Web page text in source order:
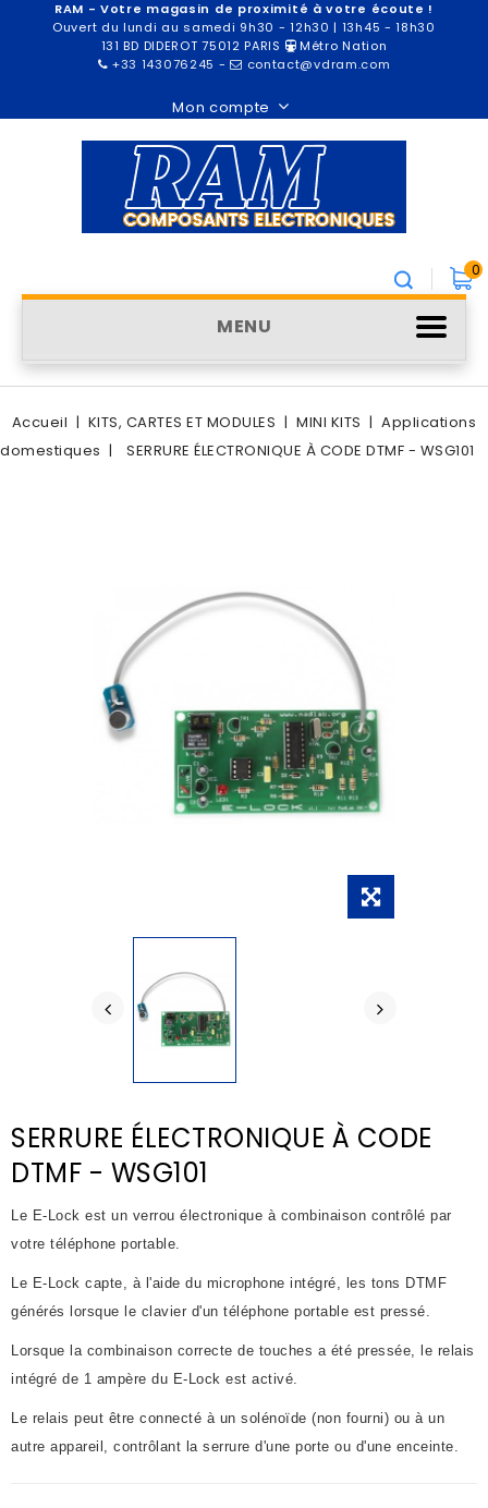
RAM - Votre magasin de proximité à votre écoute !
Ouvert du lundi au samedi 9h30 - 12h30 | 13h45 - 18h30
131 BD DIDEROT 75012 PARIS
Métro Nation
+33 143076245 - contact@vdram.com
Mon compte
0
MENU
Accueil KITS, CARTES ET MODULES MINI KITS
Applications
domestiques
SERRURE ÉLECTRONIQUE À CODE DTMF - WSG101
SERRURE ÉLECTRONIQUE À CODE
DTMF - WSG101
Le E-Lock est un verrou électronique à combinaison contrôlé par
votre téléphone portable.
Le E-Lock capte, à l'aide du microphone intégré, les tons DTMF
générés lorsque le clavier d'un téléphone portable est pressé.
Lorsque la combinaison correcte de touches a été pressée, le relais
intégré de 1 ampère du E-Lock est activé.
Le relais peut être connecté à un solénoïde (non fourni) ou à un
autre appareil, contrôlant la serrure d'une porte ou d'une enceinte.